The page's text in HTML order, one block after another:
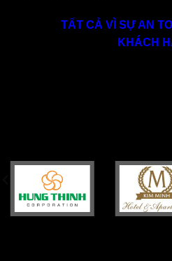
TẤT CẢ VÌ SỰ AN
KHÁCH